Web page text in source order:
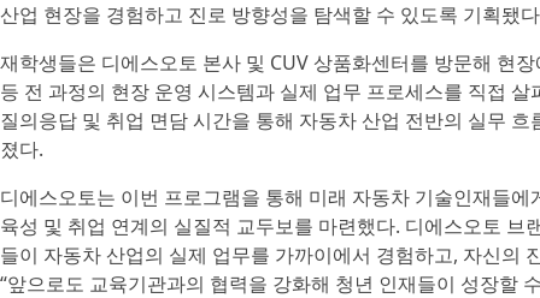
산업 현장을 경험하고 진로 방향성을 탐색할 수 있도록 기획됐
재학생들은 디에스오토 본사 및 CUV 상품화센터를 방문해 현
등 전 과정의 현장 운영 시스템과 실제 업무 프로세스를 직접
질의응답 및 취업 면담 시간을 통해 자동차 산업 전반의 실무
졌다.
디에스오토는 이번 프로그램을 통해 미래 자동차 기술인재들
육성 및 취업 연계의 실질적 교두보를 마련했다. 디에스오토 브
들이 자동차 산업의 실제 업무를 가까이에서 경험하고, 자신의
“앞으로도 교육기관과의 협력을 강화해 청년 인재들이 성장할